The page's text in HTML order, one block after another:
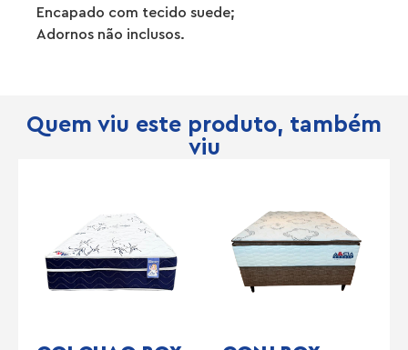
Encapado com tecido suede;
Adornos não inclusos.
Quem viu este produto, também
viu